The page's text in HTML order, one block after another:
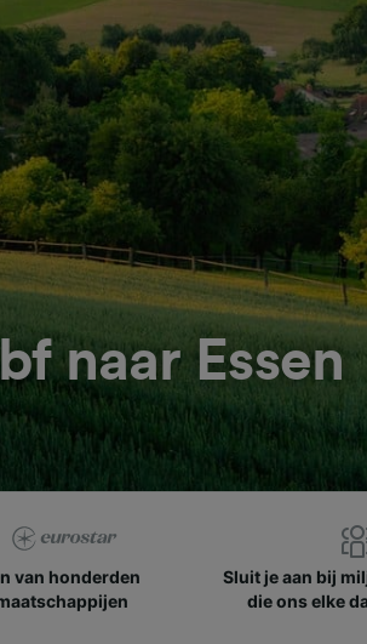
naar Essen
van honderden
Sluit je aan bij
die ons elke